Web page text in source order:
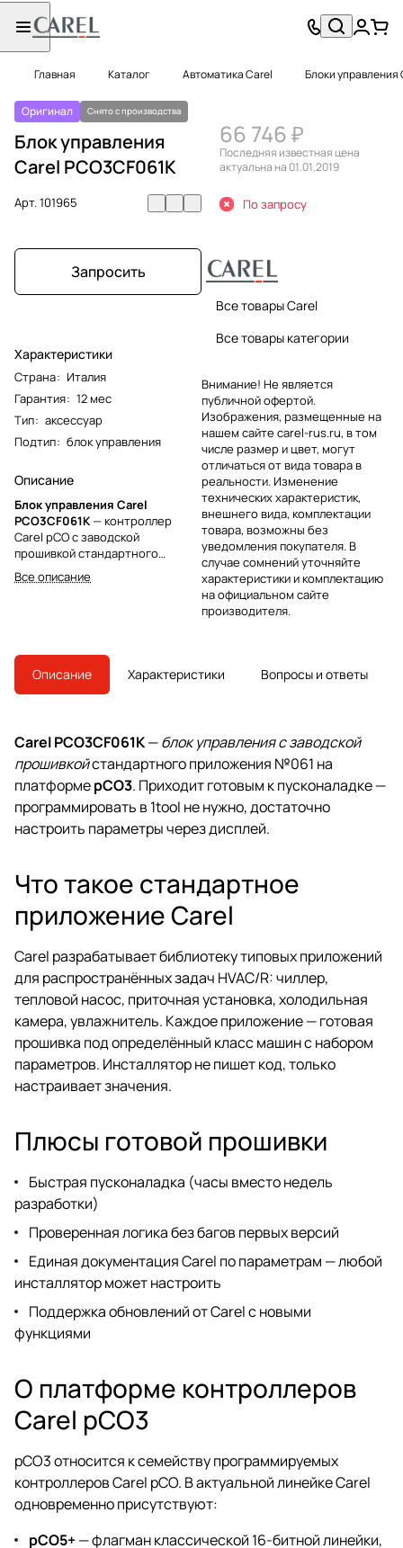
Главная Каталог Автоматика Carel Блоки управления
Оригинал Снято с производства
Блок управления
Carel PCO3CF061K
Арт.101965
Запросить
Характеристики
Страна: Италия
Гарантия: 12 мес
Тип: аксессуар
Подтип: блок управления
Описание
Блок управления Carel
PCO3CF061K— контроллер
Carel pCO с заводской
прошивкой стандартного
приложения №061. Поставляется
уже с загруженной программой
прошивку — уточняйте
применение в сертификате.
Все описание
66 746 ₽
Последняя известная цена
актуальна на 01.01.2019
По запросу
Все товары Carel
Все товары категории
Внимание! Не является
публичной офертой.
Изображения, размещенные на
нашем сайте carel-rus.ru, в том
числе размер и цвет, могут
отличаться от вида товара в
реальности. Изменение
технических характеристик,
внешнего вида, комплектации
товара, возможны без
уведомления покупателя. В
случае сомнений уточняйте
характеристики и комплектацию
на официальном сайте
производителя.
Описание Характеристики Вопросы и ответы
Carel PCO3CF061K—блок управления с заводской
прошивкойстандартного приложения №061 на
платформеpCO3. Приходит готовым к пусконаладке —
программировать в 1tool не нужно, достаточно
настроить параметры через дисплей.
Что такое стандартное
приложение Carel
Carel разрабатывает библиотеку типовых приложений
для распространённых задач HVAC/R: чиллер,
тепловой насос, приточная установка, холодильная
камера, увлажнитель. Каждое приложение — готовая
прошивка под определённый класс машин с набором
параметров. Инсталлятор не пишет код, только
настраивает значения.
Плюсы готовой прошивки
Быстрая пусконаладка (часы вместо недель
разработки)
Проверенная логика без багов первых версий
Единая документация Carel по параметрам — любой
инсталлятор может настроить
Поддержка обновлений от Carel с новыми
функциями
О платформе контроллеров
Carel pCO3
pCO3 относится к семейству программируемых
контроллеров Carel pCO. В актуальной линейке Carel
одновременно присутствуют:
pCO5+— флагман классической 16-битной линейки,